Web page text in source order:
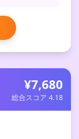
¥7,680
総合スコア 4.18